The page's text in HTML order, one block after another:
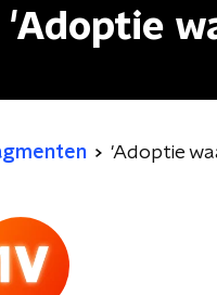
'Adoptie
'Adoptie